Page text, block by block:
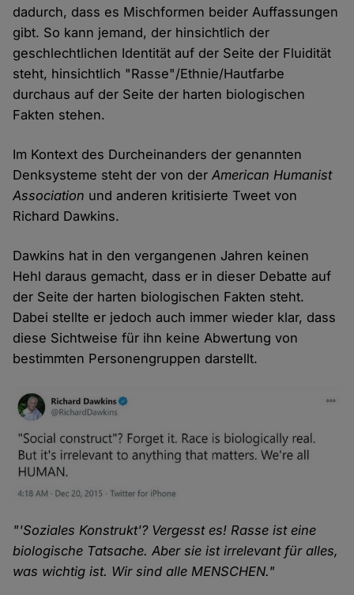
dadurch, dass es Mischformen beider Auffassungen
gibt. So kann jemand, der hinsichtlich der
geschlechtlichen Identität auf der Seite der Fluidität
steht, hinsichtlich "Rasse"/Ethnie/Hautfarbe
durchaus auf der Seite der harten biologischen
Fakten stehen.
Im Kontext des Durcheinanders der genannten
Denksysteme steht der von derAmerican Humanist
Association und anderen kritisierte Tweet von
Richard Dawkins.
Dawkins hat in den vergangenen Jahren keinen
Hehl daraus gemacht, dass er in dieser Debatte auf
der Seite der harten biologischen Fakten steht.
Dabei stellte er jedoch auch immer wieder klar, dass
diese Sichtweise für ihn keine Abwertung von
bestimmten Personengruppen darstellt.
"'Soziales Konstrukt'? Vergesst es! Rasse ist eine
biologische Tatsache. Aber sie ist irrelevant für alles,
was wichtig ist. Wir sind alle MENSCHEN."